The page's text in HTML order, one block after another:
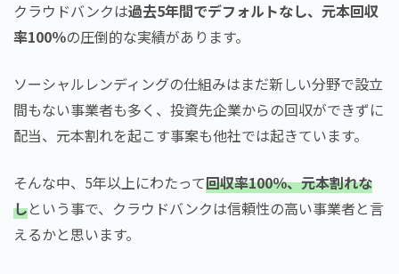
クラウドバンクは過去5年間でデフォルトなし、元本回収
率100％の圧倒的な実績があります。
ソーシャルレンディングの仕組みはまだ新しい分野で設立
間もない事業者も多く、投資先企業からの回収ができずに
配当、元本割れを起こす事案も他社では起きています。
そんな中、5年以上にわたって回収率100％、元本割れな
しという事で、クラウドバンクは信頼性の高い事業者と言
えるかと思います。